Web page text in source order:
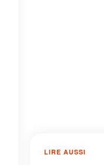
LIRE AUSSI